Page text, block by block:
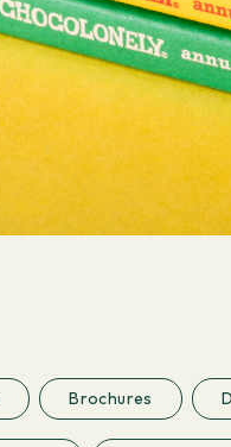
Brochures